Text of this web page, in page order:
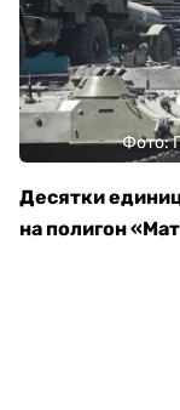
Фото:
Десятки
на полигон